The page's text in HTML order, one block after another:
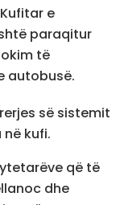
e
paraqitur
të
autobusë.
së sistemit
kufi.
që të
dhe